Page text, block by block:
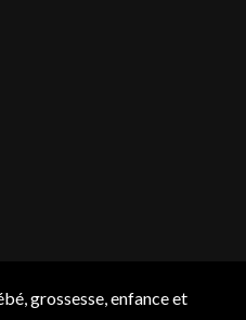
grossesse, enfance et